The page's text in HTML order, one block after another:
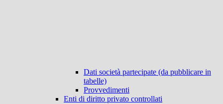
Dati società partecipate (da pubblicare in
tabelle)
Provvedimenti
Enti di diritto privato controllati